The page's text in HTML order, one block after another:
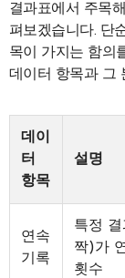
결과표에서 주목
펴보겠습니다. 단
목이 가지는 함의
데이터 항목과 그
데이
터
항목
설명
연속
기록
특정
짝)가
횟수